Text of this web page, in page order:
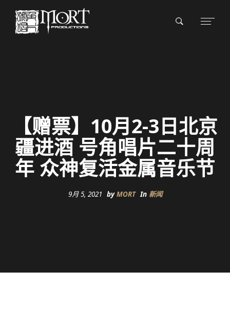
【赠票】10月2-3日北京
疆进酒 号角唱片二十周
年 众神复活金属音乐节
9月 5, 2021 byMORT In 新闻